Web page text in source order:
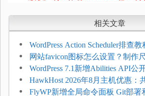
相关文章
WordPress Action Scheduler排查
压和订单延迟
网站favicon图标怎么设置？制作
加方法
WordPress 7.1新增Abilities API公
持REST API、MCP与AI代理
HawkHost 2026年8月主机优惠：
$2.61/月，高性能主机同步折扣
FlyWP新增全局命令面板 Git部署